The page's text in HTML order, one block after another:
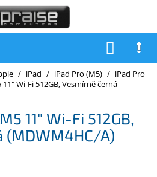
/ iPad / iPad Pro (M5) / iPad Pro
Wi-Fi 512GB, Vesmírně černá
11" Wi-Fi 512GB,
(MDWM4HC/A)